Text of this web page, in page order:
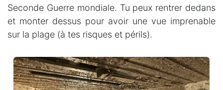
Seconde Guerre mondiale. Tu peux rentrer dedans
et monter dessus pour avoir une vue imprenable
sur la plage (à tes risques et périls).